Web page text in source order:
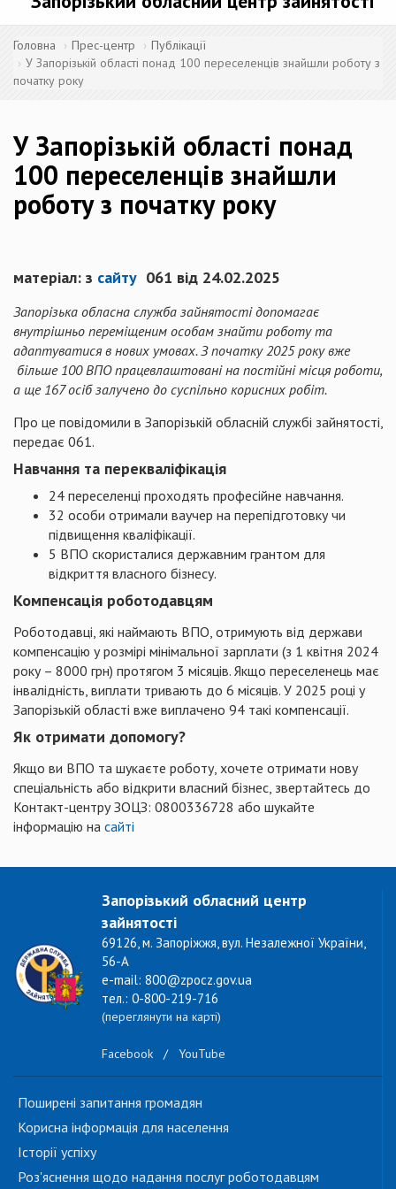
Головна Прес-центр
Публікації
У Запорізькій області понад 100 переселенців знайшли роботу з
початку року
У Запорізькій області понад
100 переселенців знайшли
роботу з початку року
матеріал: з сайту 061 від 24.02.2025
Запорізька обласна служба зайнятості допомагає
внутрішньо переміщеним особам знайти роботу та
адаптуватися в нових умовах. З початку 2025 року вже
більше 100 ВПО працевлаштовані на постійні місця роботи,
а ще 167 осіб залучено до суспільно корисних робіт.
Про це повідомили в Запорізькій обласній службі зайнятості,
передає 061.
Навчання та перекваліфікація
24 переселенці проходять професійне навчання.
32 особи отримали ваучер на перепідготовку чи
підвищення кваліфікації.
5 ВПО скористалися державним грантом для
відкриття власного бізнесу.
Компенсація роботодавцям
Роботодавці, які наймають ВПО, отримують від держави
компенсацію у розмірі мінімальної зарплати (з 1 квітня 2024
року – 8000 грн) протягом 3 місяців. Якщо переселенець має
інвалідність, виплати тривають до 6 місяців. У 2025 році у
Запорізькій області вже виплачено 94 такі компенсації.
Як отримати допомогу?
Якщо ви ВПО та шукаєте роботу, хочете отримати нову
спеціальність або відкрити власний бізнес, звертайтесь до
Контакт-центру ЗОЦЗ: 0800336728 або шукайте
інформацію на сайті
Запорізький обласний центр
зайнятості
69126, м. Запоріжжя, вул. Незалежної України,
56-А
e-mail: 800@zpocz.gov.ua
тел.: 0-800-219-716
(переглянути на карті)
Facebook / YouTube
Поширені запитання громадян
Корисна інформація для населення
Історії успіху
Роз'яснення щодо надання послуг роботодавцям